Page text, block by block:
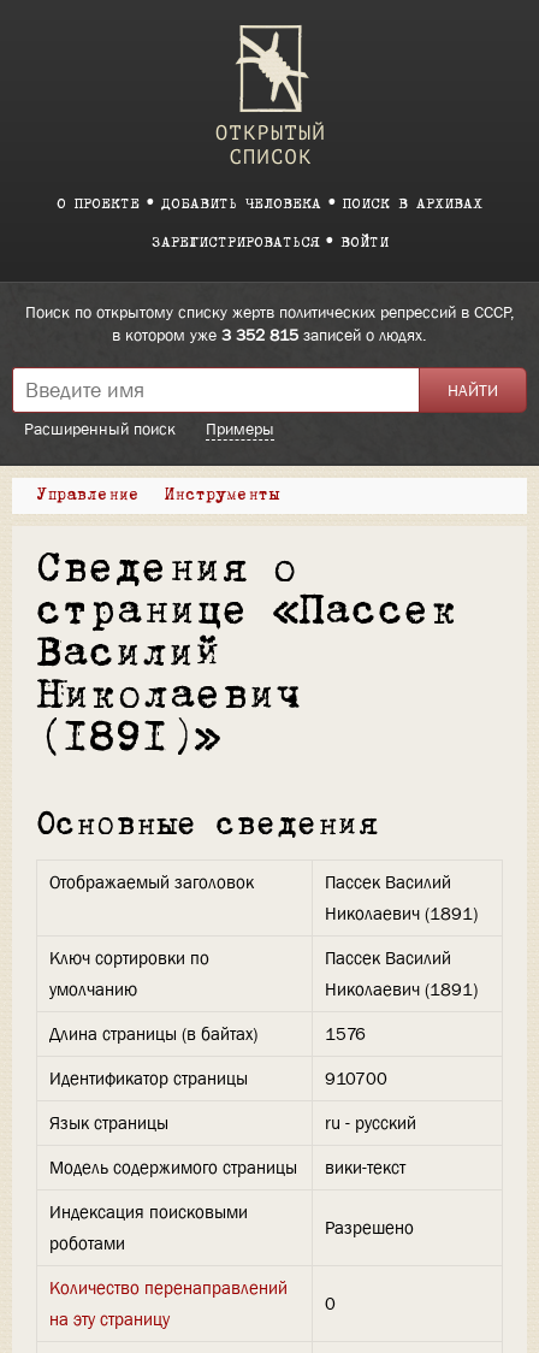
О ПРОЕКТЕ ДОБАВИТЬ ЧЕЛОВЕКА ПОИСК В АРХИВАХ
ЗАРЕГИСТРИРОВАТЬСЯ ВОЙТИ
Поиск по открытому списку жертв политических репрессий в СССР,
в котором уже 3 352 815 записей о людях.
Расширенный поиск Примеры
Управление Инструменты
Сведения о
странице «Пассек
Василий
Николаевич
(1891)»
Основные сведения
Отображаемый заголовок
Пассек Василий
Николаевич (1891)
Ключ сортировки по
умолчанию
Пассек Василий
Николаевич (1891)
Длина страницы (в байтах)
1576
Идентификатор страницы
910700
Язык страницы
ru - русский
Модель содержимого страницы
вики-текст
Индексация поисковыми
роботами
Разрешено
Количество перенаправлений
на эту страницу
0